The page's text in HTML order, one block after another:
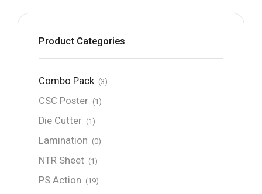
Product Categories
Combo Pack (3)
CSC Poster (1)
Die Cutter (1)
Lamination (0)
NTR Sheet (1)
PS Action (19)